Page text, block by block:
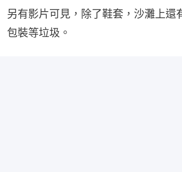
另有影片可見，除了鞋套，沙灘上還
包裝等垃圾。